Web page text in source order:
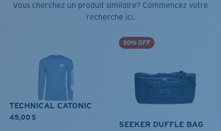
Vous cherchez un produit similaire? Commencez votre
recherche ici.
TECHNICAL CATONIC
45,00 $
30% OFF
SEEKER DUFFLE BAG